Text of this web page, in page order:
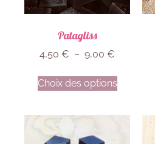
Patagliss
4,50 € – 9,00 €
Choix des options